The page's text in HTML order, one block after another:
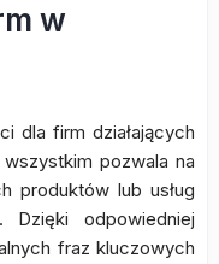
w
dla firm działających
pozwala na
produktów lub usług
Dzięki odpowiedniej
fraz kluczowych